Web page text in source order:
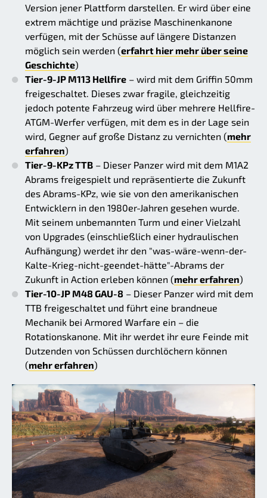
Version jener Plattform darstellen. Er wird über eine
extrem mächtige und präzise Maschinenkanone
verfügen, mit der Schüsse auf längere Distanzen
möglich sein werden (erfahrt hier mehr über seine
Geschichte)
Tier-9-JP M113 Hellfire – wird mit dem Griffin 50mm
freigeschaltet. Dieses zwar fragile, gleichzeitig
jedoch potente Fahrzeug wird über mehrere Hellfire-
ATGM-Werfer verfügen, mit dem es in der Lage sein
wird, Gegner auf große Distanz zu vernichten (mehr
erfahren)
Tier-9-KPz TTB – Dieser Panzer wird mit dem M1A2
Abrams freigespielt und repräsentierte die Zukunft
des Abrams-KPz, wie sie von den amerikanischen
Entwicklern in den 1980er-Jahren gesehen wurde.
Mit seinem unbemannten Turm und einer Vielzahl
von Upgrades (einschließlich einer hydraulischen
Aufhängung) werdet ihr den "was-wäre-wenn-der-
Kalte-Krieg-nicht-geendet-hätte"-Abrams der
Zukunft in Action erleben können (mehr erfahren)
Tier-10-JP M48 GAU-8 – Dieser Panzer wird mit dem
TTB freigeschaltet und führt eine brandneue
Mechanik bei Armored Warfare ein – die
Rotationskanone. Mit ihr werdet ihr eure Feinde mit
Dutzenden von Schüssen durchlöchern können
(mehr erfahren)